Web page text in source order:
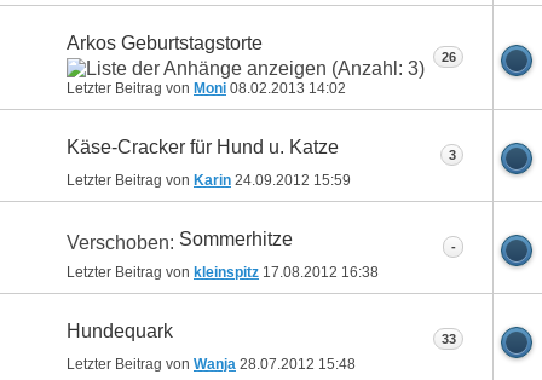
Arkos Geburtstagstorte
Letzter Beitrag von Moni 08.02.2013 14:02
26
Käse-Cracker für Hund u. Katze
Letzter Beitrag von Karin 24.09.2012 15:59
3
Verschoben: Sommerhitze
Letzter Beitrag von kleinspitz 17.08.2012 16:38
-
Hundequark
Letzter Beitrag von Wanja 28.07.2012 15:48
33